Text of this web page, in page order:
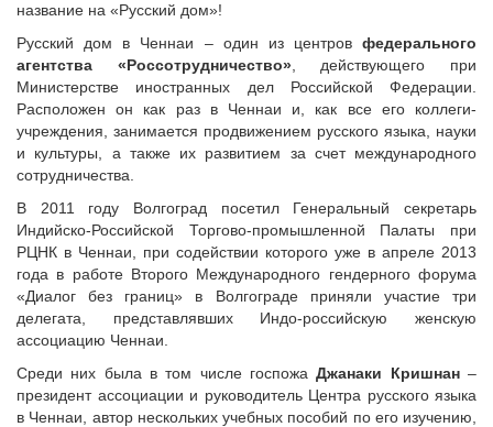
название на «Русский дом»!
Русский дом в Ченнаи – один из центров федерального
агентства «Россотрудничество», действующего при
Министерстве иностранных дел Российской Федерации.
Расположен он как раз в Ченнаи и, как все его коллеги-
учреждения, занимается продвижением русского языка, науки
и культуры, а также их развитием за счет международного
сотрудничества.
В 2011 году Волгоград посетил Генеральный секретарь
Индийско-Российской Торгово-промышленной Палаты при
РЦНК в Ченнаи, при содействии которого уже в апреле 2013
года в работе Второго Международного гендерного форума
«Диалог без границ» в Волгограде приняли участие три
делегата, представлявших Индо-российскую женскую
ассоциацию Ченнаи.
Среди них была в том числе госпожаДжанаки Кришнан–
президент ассоциации и руководитель Центра русского языка
в Ченнаи, автор нескольких учебных пособий по его изучению,